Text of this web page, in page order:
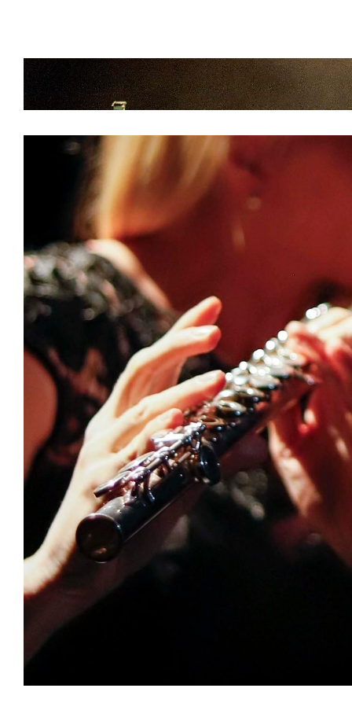
Zoom sur l'image